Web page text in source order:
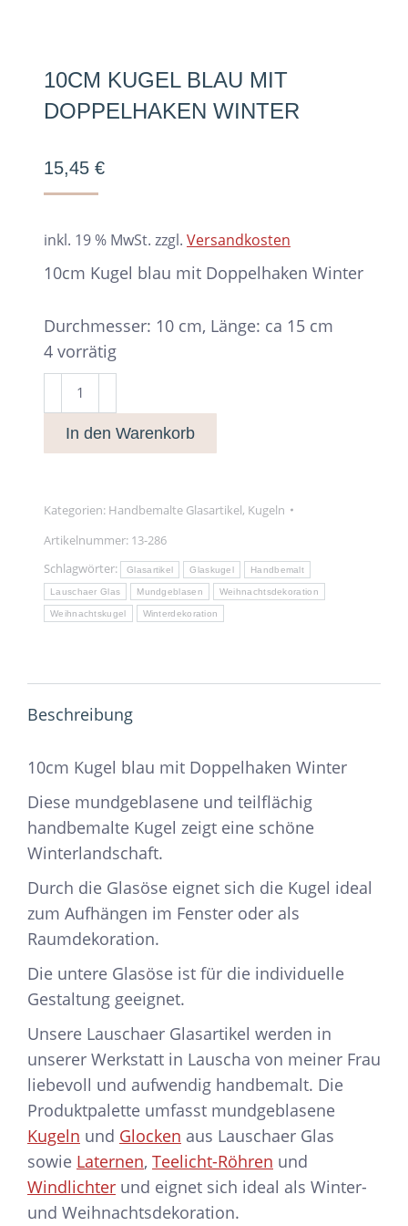
10CM KUGEL BLAU MIT
DOPPELHAKEN WINTER
15,45 €
inkl. 19 % MwSt. zzgl. Versandkosten
10cm Kugel blau mit Doppelhaken Winter
Durchmesser: 10 cm, Länge: ca 15 cm
4 vorrätig
10cm
Kugel
blau
Winter
Menge
In den Warenkorb
Kategorien: Handbemalte Glasartikel, Kugeln
Artikelnummer: 13-286
Schlagwörter:
Glasartikel Glaskugel Handbemalt
Lauschaer Glas Mundgeblasen Weihnachtsdekoration
Weihnachtskugel Winterdekoration
Beschreibung
10cm Kugel blau mit Doppelhaken Winter
Diese mundgeblasene und teilflächig
handbemalte Kugel zeigt eine schöne
Winterlandschaft.
Durch die Glasöse eignet sich die Kugel ideal
zum Aufhängen im Fenster oder als
Raumdekoration.
Die untere Glasöse ist für die individuelle
Gestaltung geeignet.
Unsere Lauschaer Glasartikel werden in
unserer Werkstatt in Lauscha von meiner Frau
liebevoll und aufwendig handbemalt. Die
Produktpalette umfasst mundgeblasene
Kugeln und Glocken aus Lauschaer Glas
sowie Laternen, Teelicht-Röhren und
Windlichter und eignet sich ideal als Winter-
und Weihnachtsdekoration.